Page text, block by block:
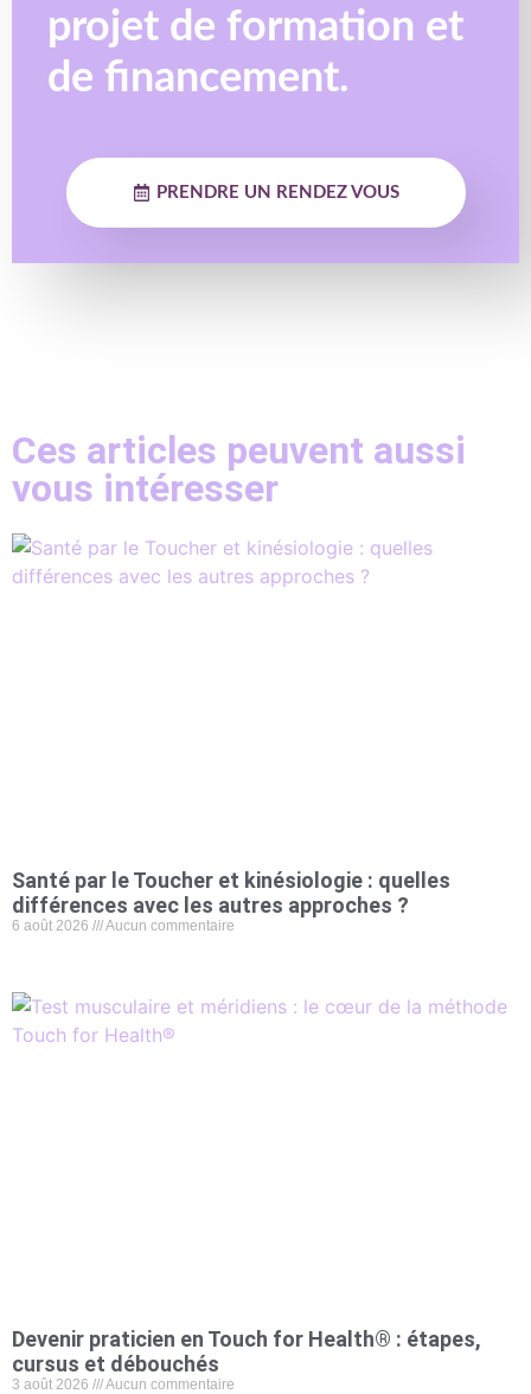
projet de formation et
de financement.
PRENDRE UN RENDEZ VOUS
Ces articles peuvent aussi
vous intéresser
Santé par le Toucher et kinésiologie : quelles
différences avec les autres approches ?
6 août 2026 Aucun commentaire
Devenir praticien en Touch for Health® : étapes,
cursus et débouchés
3 août 2026 Aucun commentaire